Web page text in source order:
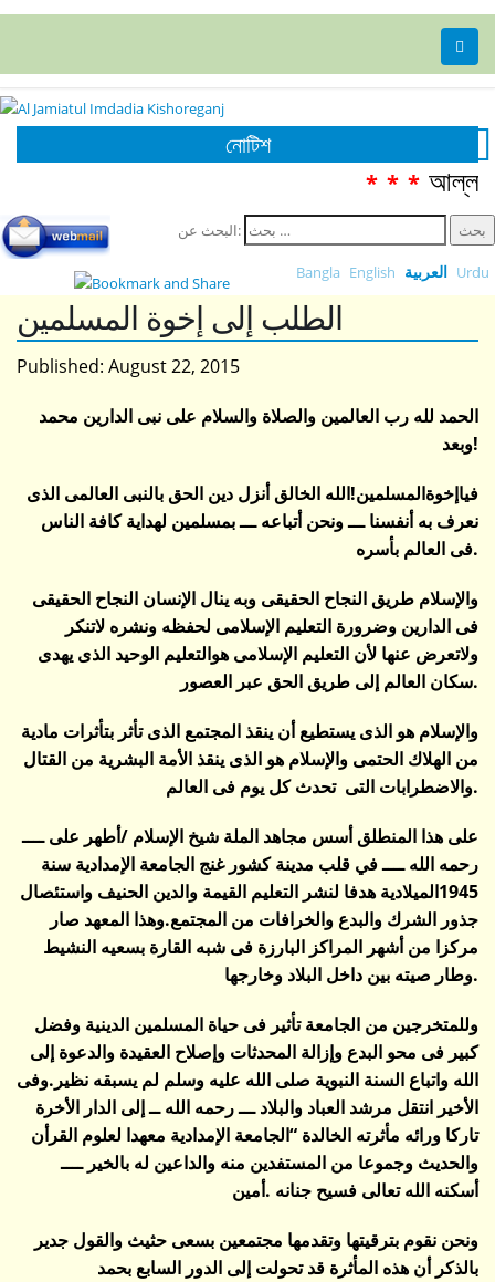
নোটিশ
***
البحث عن:
Bangla English العربية Urdu
الطلب إلى إخوة المسلمين
Published: August 22, 2015
الحمد لله رب العالمين والصلاة والسلام على نبى الدارين محمد
وبعد!
فياإخوةالمسلمين!الله الخالق أنزل دين الحق بالنبى العالمى الذى
نعرف به أنفسنا ـــ ونحن أتباعه ـــ بمسلمين لهداية كافة الناس
فى العالم بأسره.
والإسلام طريق النجاح الحقيقى وبه ينال الإنسان النجاح الحقيقى
فى الدارين وضرورة التعليم الإسلامى لحفظه ونشره لاتنكر
ولاتعرض عنها لأن التعليم الإسلامى هوالتعليم الوحيد الذى يهدى
سكان العالم إلى طريق الحق عبر العصور.
والإسلام هو الذى يستطيع أن ينقذ المجتمع الذى تأثر بتأثرات مادية
من الهلاك الحتمى والإسلام هو الذى ينقذ الأمة البشرية من القتال
والاضطرابات التى تحدث كل يوم فى العالم.
على هذا المنطلق أسس مجاهد الملة شيخ الإسلام /أطهر على ــــ
رحمه الله ــــ في قلب مدينة كشور غنج الجامعة الإمدادية سنة
1945الميلادية هدفا لنشر التعليم القيمة والدين الحنيف واستئصال
جذور الشرك والبدع والخرافات من المجتمع.وهذا المعهد صار
مركزا من أشهر المراكز البارزة فى شبه القارة بسعيه النشيط
وطار صيته بين داخل البلاد وخارجها.
وللمتخرجين من الجامعة تأثير فى حياة المسلمين الدينية وفضل
كبير فى محو البدع وإزالة المحدثات وإصلاح العقيدة والدعوة إلى
الله واتباع السنة النبوية صلى الله عليه وسلم لم يسبقه نظير.وفى
الأخير انتقل مرشد العباد والبلاد ـــ رحمه الله ــ إلى الدار الأخرة
تاركا ورائه مأثرته الخالدة “الجامعة الإمدادية معهدا لعلوم القرأن
والحديث وجموعا من المستفدين منه والداعين له بالخير ــــ
أسكنه الله تعالى فسيح جنانه .أمين
ونحن نقوم بترقيتها وتقدمها مجتمعين بسعى حثيث والقول جدير
بالذكر أن هذه المأثرة قد تحولت إلى الدور السابع بحمد